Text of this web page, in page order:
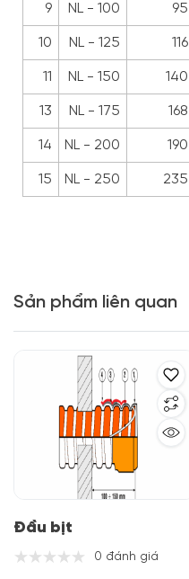
9 NL - 100 95
10 NL - 125 116
11 NL - 150 140
13 NL - 175 168
14 NL - 200 190
15 NL - 250 235
Sản phẩm liên quan
Đầu bịt
0 đánh giá